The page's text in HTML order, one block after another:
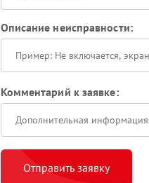
Описание неисправности:
Комментарий к заявке:
Отправить заявку